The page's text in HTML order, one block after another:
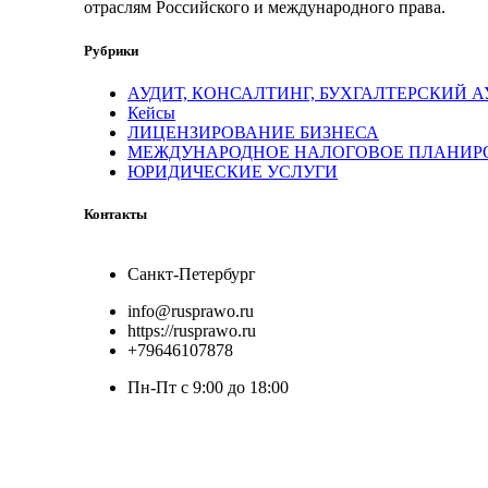
отраслям Российского и международного права.
Рубрики
АУДИТ, КОНСАЛТИНГ, БУХГАЛТЕРСКИЙ
Кейсы
ЛИЦЕНЗИРОВАНИЕ БИЗНЕСА
МЕЖДУНАРОДНОЕ НАЛОГОВОЕ
ЮРИДИЧЕСКИЕ УСЛУГИ
Контакты
+79646107878
info@rusprawo.ru
https://rusprawo.ru
Санкт-Петербург
Пн-Пт с 9:00 до 18:00